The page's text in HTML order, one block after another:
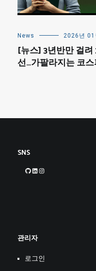
News 2026년 01
[뉴스] 3년반만 걸
선…가팔라지는 코
SNS
GitHubLinkedIn
관리자
로그인